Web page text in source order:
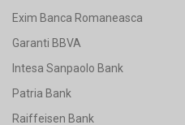
Exim Banca Romaneasca
Garanti BBVA
Intesa Sanpaolo Bank
Patria Bank
Raiffeisen Bank